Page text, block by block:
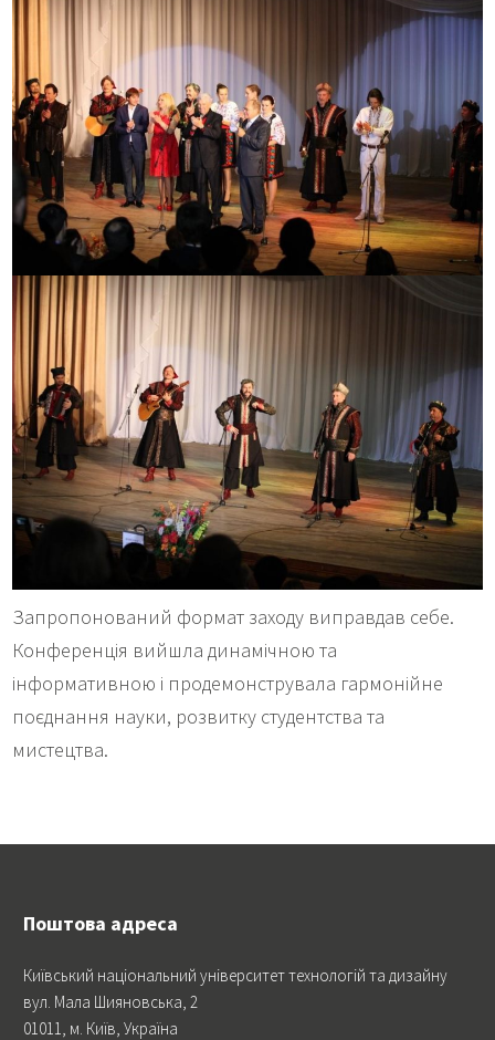
Запропонований формат заходу виправдав себе.
Конференція вийшла динамічною та
інформативною і продемонструвала гармонійне
поєднання науки, розвитку студентства та
мистецтва.
Поштова адреса
Київський національний університет технологій та дизайну
вул. Мала Шияновська, 2
01011, м. Київ, Україна